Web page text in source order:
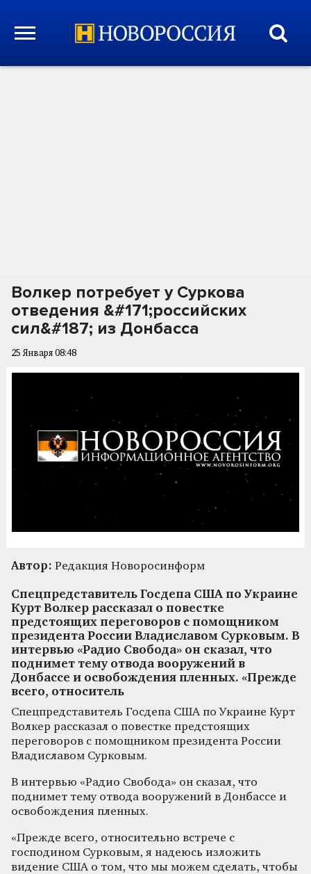
Волкер потребует у Суркова
отведения &#171;российских
сил&#187; из Донбасса
25 Января 08:48
Автор: Редакция Новоросинформ
Спецпредставитель Госдепа США по Украине
Курт Волкер рассказал о повестке
предстоящих переговоров с помощником
президента России Владиславом Сурковым. В
интервью «Радио Свобода» он сказал, что
поднимет тему отвода вооружений в
Донбассе и освобождения пленных. «Прежде
всего, относитель
Спецпредставитель Госдепа США по Украине Курт
Волкер рассказал о повестке предстоящих
переговоров с помощником президента России
Владиславом Сурковым.
В интервью «Радио Свобода» он сказал, что
поднимет тему отвода вооружений в Донбассе и
освобождения пленных.
«Прежде всего, относительно встрече с
господином Сурковым, я надеюсь изложить
видение США о том, что мы можем сделать, чтобы